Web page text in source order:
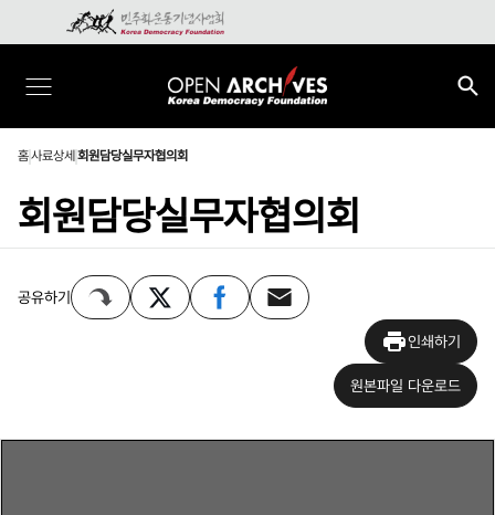
홈사료상세 회원담당실무자협의회
회원담당실무자협의회
공유하기
인쇄하기
원본파일 다운로드